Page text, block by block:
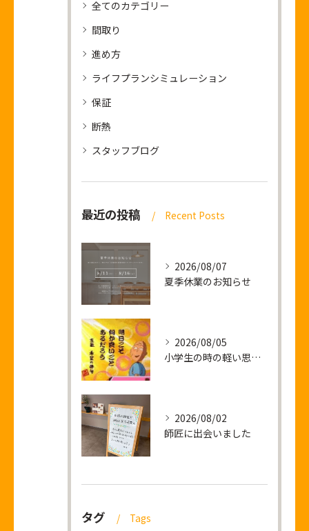
全てのカテゴリー
間取り
進め方
ライフプランシミュレーション
保証
断熱
スタッフブログ
最近の投稿 Recent Posts
2026/08/07
夏季休業のお知らせ
2026/08/05
小学生の時の軽い思い出話し
2026/08/02
師匠に出会いました
タグ Tags